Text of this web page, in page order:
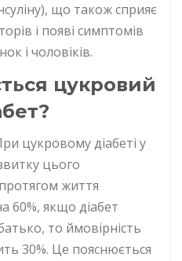
що також сприяє
і появі симптомів
і чоловіків.
цукровий
цукровому діабеті у
цього
життя
60%, якщо діабет
то ймовірність
30%. Це пояснюється